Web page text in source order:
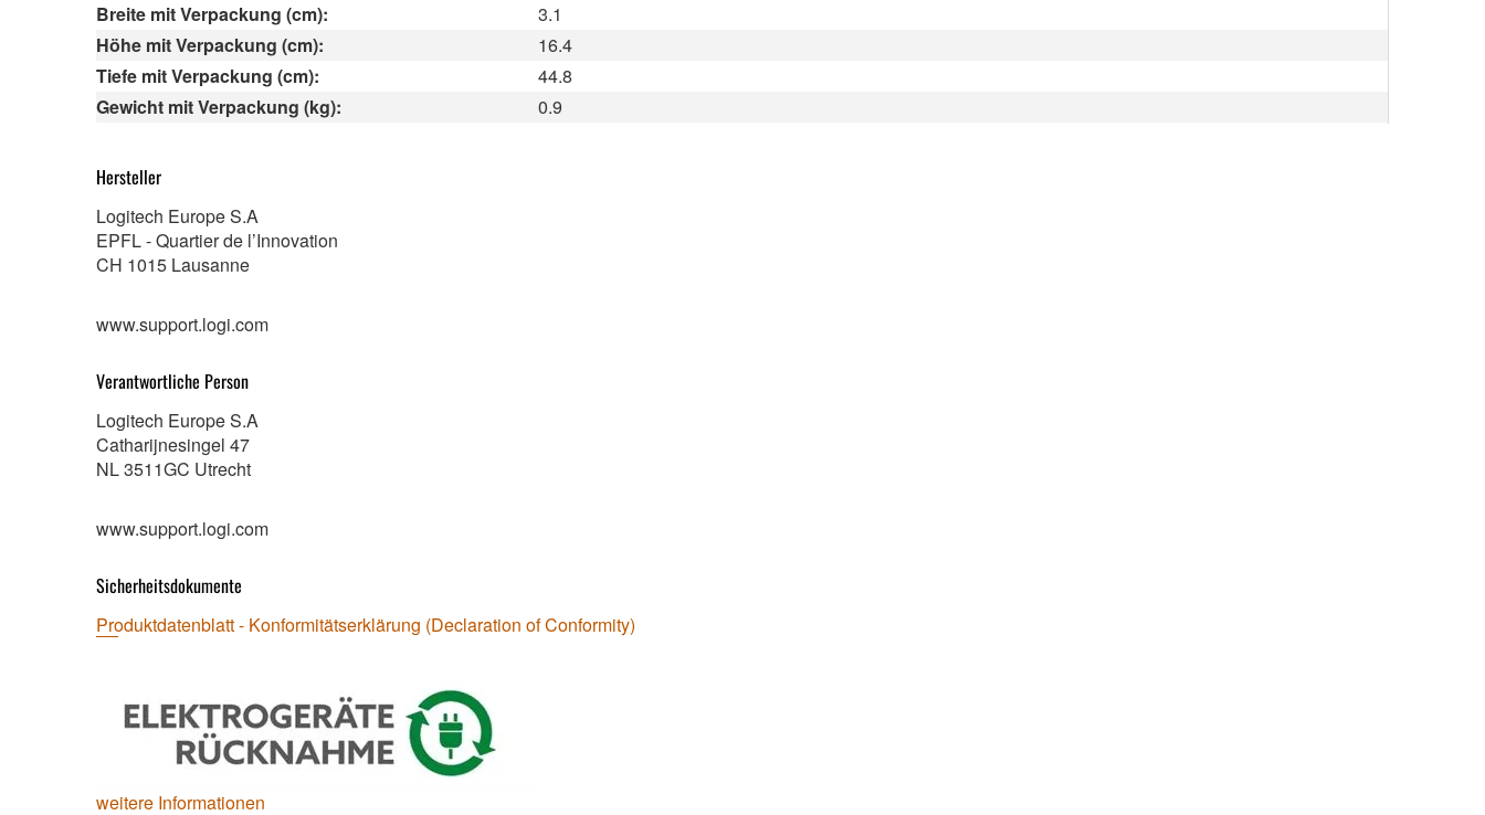
Breite mit Verpackung (cm):
3.1
Höhe mit Verpackung (cm):
16.4
Tiefe mit Verpackung (cm):
44.8
Gewicht mit Verpackung (kg):
0.9
Hersteller
Logitech Europe S.A
EPFL - Quartier de l’Innovation
CH 1015 Lausanne
www.support.logi.com
Verantwortliche Person
Logitech Europe S.A
Catharijnesingel 47
NL 3511GC Utrecht
www.support.logi.com
Sicherheitsdokumente
Produktdatenblatt - Konformitätserklärung (Declaration of Conformity)
weitere Informationen